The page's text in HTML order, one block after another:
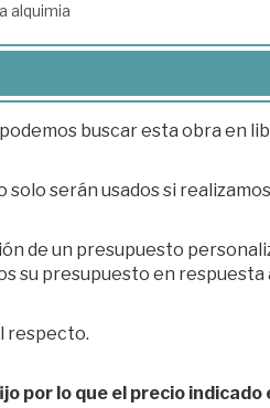
alquimia
buscar esta obra en
serán usados si
de un presupuesto
respecto.
por lo que el precio